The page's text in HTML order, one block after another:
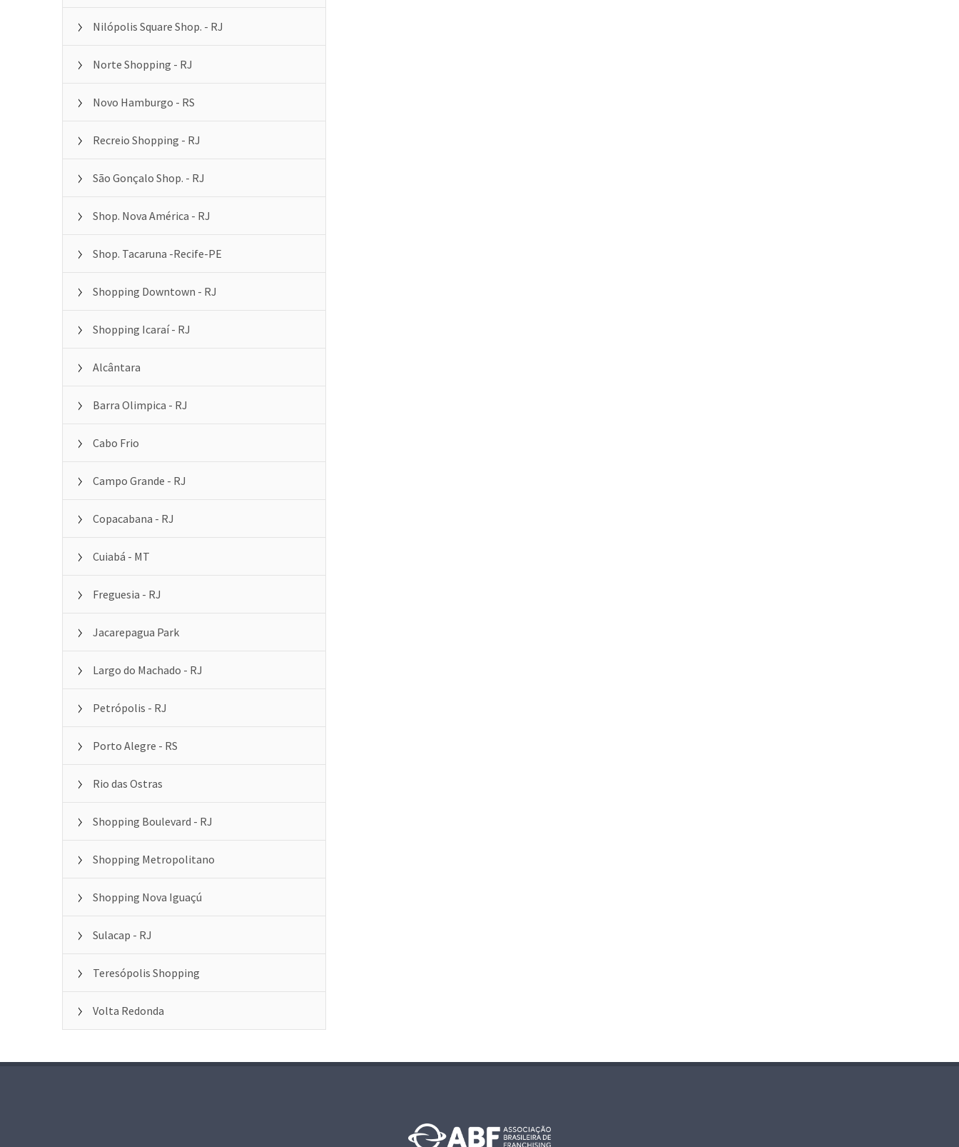
Nilópolis Square Shop. - RJ
Norte Shopping - RJ
Novo Hamburgo - RS
Recreio Shopping - RJ
São Gonçalo Shop. - RJ
Shop. Nova América - RJ
Shop. Tacaruna -Recife-PE
Shopping Downtown - RJ
Shopping Icaraí - RJ
Alcântara
Barra Olimpica - RJ
Cabo Frio
Campo Grande - RJ
Copacabana - RJ
Cuiabá - MT
Freguesia - RJ
Jacarepagua Park
Largo do Machado - RJ
Petrópolis - RJ
Porto Alegre - RS
Rio das Ostras
Shopping Boulevard - RJ
Shopping Metropolitano
Shopping Nova Iguaçú
Sulacap - RJ
Teresópolis Shopping
Volta Redonda